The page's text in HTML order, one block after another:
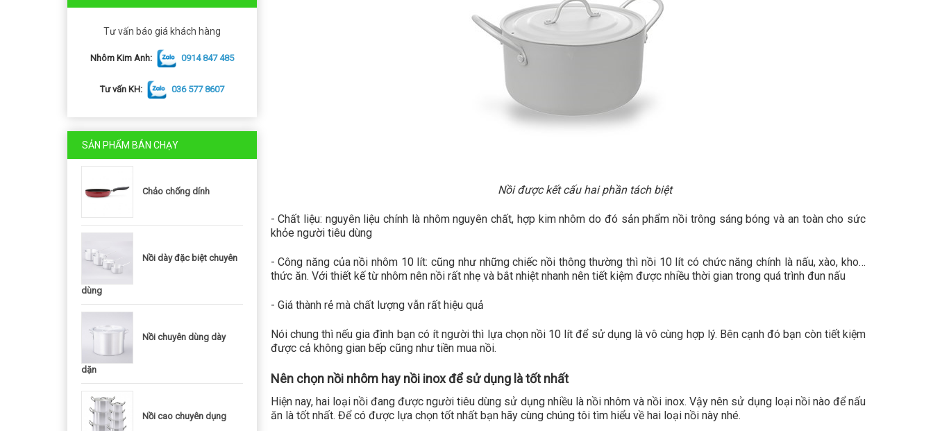
Tư vấn báo giá khách hàng
Nhôm Kim Anh: 0914 847 485
Tư vấn KH: 036 577 8607
SẢN PHẨM BÁN CHẠY
Chảo chống dính
Nồi dày đặc biệt chuyên
dùng
Nồi chuyên dùng dày
dặn
Nồi cao chuyên dụng
Nồi được kết cấu hai phần tách biệt
- Chất liệu: nguyên liệu chính là nhôm nguyên chất, hợp kim nhôm do đó sản phẩm nồi trông sáng bóng và an toàn cho sức
khỏe người tiêu dùng
- Công năng của nồi nhôm 10 lít: cũng như những chiếc nồi thông thường thì nồi 10 lít có chức năng chính là nấu, xào, kho…
thức ăn. Với thiết kế từ nhôm nên nồi rất nhẹ và bắt nhiệt nhanh nên tiết kiệm được nhiều thời gian trong quá trình đun nấu
- Giá thành rẻ mà chất lượng vẫn rất hiệu quả
Nói chung thì nếu gia đình bạn có ít người thì lựa chọn nồi 10 lít để sử dụng là vô cùng hợp lý. Bên cạnh đó bạn còn tiết kiệm
được cả không gian bếp cũng như tiền mua nồi.
Nên chọn nồi nhôm hay nồi inox để sử dụng là tốt nhất
Hiện nay, hai loại nồi đang được người tiêu dùng sử dụng nhiều là nồi nhôm và nồi inox. Vậy nên sử dụng loại nồi nào để nấu
ăn là tốt nhất. Để có được lựa chọn tốt nhất bạn hãy cùng chúng tôi tìm hiểu về hai loại nồi này nhé.